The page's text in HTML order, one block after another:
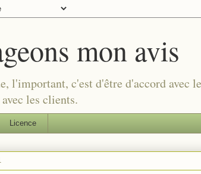
mon avis
l'important, c'est d'être d'accord avec
les clients.
Licence